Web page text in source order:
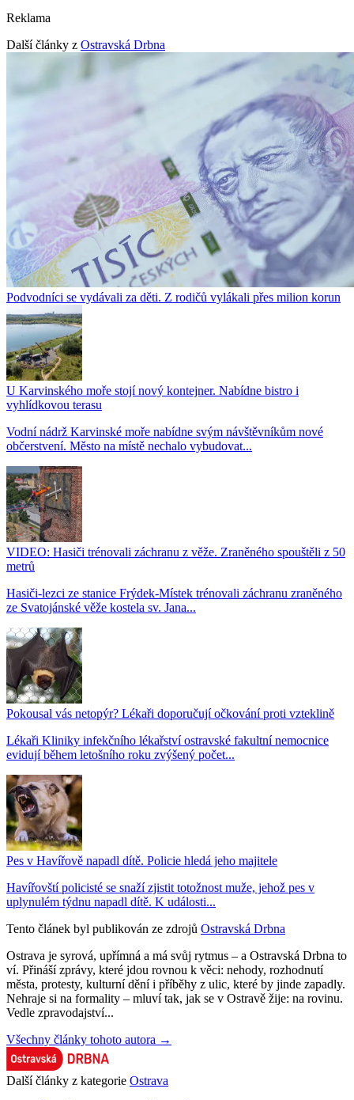
Reklama
Další články z Ostravská Drbna
Podvodníci se vydávali za děti. Z rodičů vylákali přes milion korun
U Karvinského moře stojí nový kontejner. Nabídne bistro i
vyhlídkovou terasu
Vodní nádrž Karvinské moře nabídne svým návštěvníkům nové
občerstvení. Město na místě nechalo vybudovat...
VIDEO: Hasiči trénovali záchranu z věže. Zraněného spouštěli z 50
metrů
Hasiči-lezci ze stanice Frýdek-Místek trénovali záchranu zraněného
ze Svatojánské věže kostela sv. Jana...
Pokousal vás netopýr? Lékaři doporučují očkování proti vzteklině
Lékaři Kliniky infekčního lékařství ostravské fakultní nemocnice
evidují během letošního roku zvýšený počet...
Pes v Havířově napadl dítě. Policie hledá jeho majitele
Havířovští policisté se snaží zjistit totožnost muže, jehož pes v
uplynulém týdnu napadl dítě. K události...
Tento článek byl publikován ze zdrojů Ostravská Drbna
Ostrava je syrová, upřímná a má svůj rytmus – a Ostravská Drbna to
ví. Přináší zprávy, které jdou rovnou k věci: nehody, rozhodnutí
města, protesty, kulturní dění i příběhy z ulic, které by jinde zapadly.
Nehraje si na formality – mluví tak, jak se v Ostravě žije: na rovinu.
Vedle zpravodajství...
Všechny články tohoto autora →
Další články z kategorie Ostrava